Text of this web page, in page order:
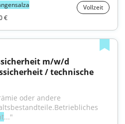
Vollzeit
€
m/w/d
oder andere
..."